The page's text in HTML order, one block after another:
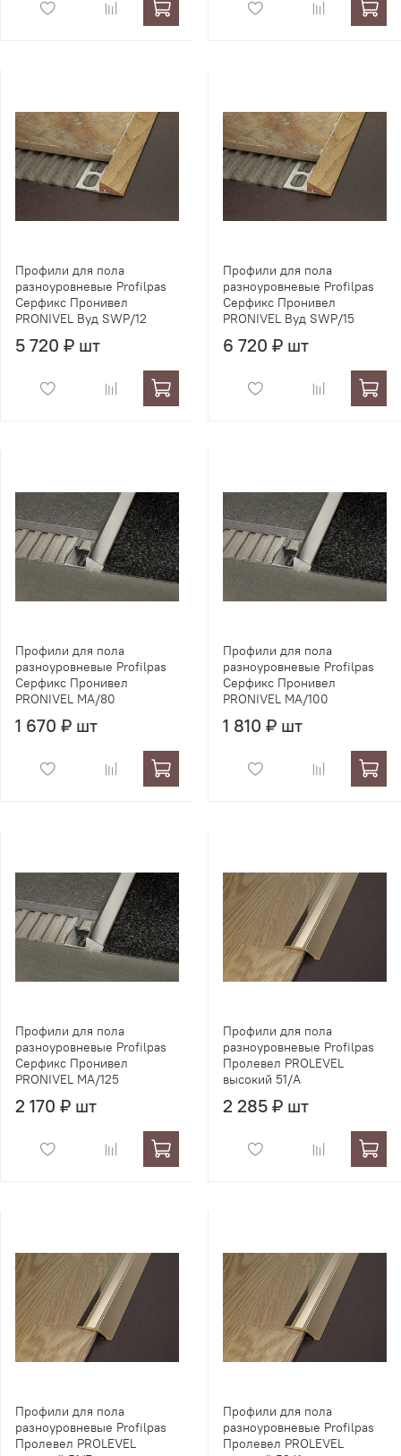
Профили для пола
разноуровневые Profilpas
Серфикс Пронивел
PRONIVEL Вуд SWP/12
5 720 ₽ шт
Профили для пола
разноуровневые Profilpas
Серфикс Пронивел
PRONIVEL Вуд SWP/15
6 720 ₽ шт
Профили для пола
разноуровневые Profilpas
Серфикс Пронивел
PRONIVEL MA/80
1 670 ₽ шт
Профили для пола
разноуровневые Profilpas
Серфикс Пронивел
PRONIVEL MA/100
1 810 ₽ шт
Профили для пола
разноуровневые Profilpas
Серфикс Пронивел
PRONIVEL MA/125
2 170 ₽ шт
Профили для пола
разноуровневые Profilpas
Пролевел PROLEVEL
высокий 51/A
2 285 ₽ шт
Профили для пола
разноуровневые Profilpas
Пролевел PROLEVEL
Профили для пола
разноуровневые Profilpas
Пролевел PROLEVEL